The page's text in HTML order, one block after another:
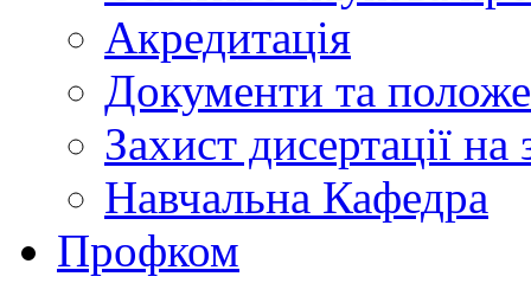
Акредитація
Документи та
Захист дисертації
Навчальна Кафедра
Профком